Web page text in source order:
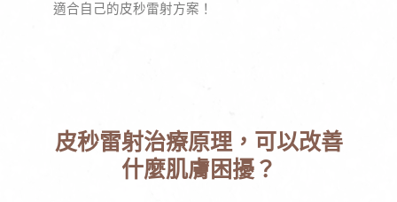
適合自己的皮秒雷射方案！
皮秒雷射治療原理，可以改善
什麼肌膚困擾？